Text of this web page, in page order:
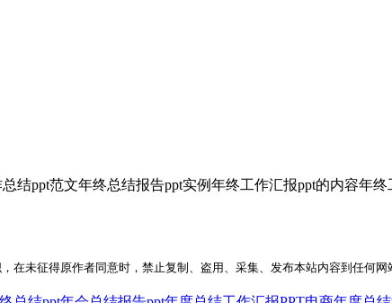
结ppt范文年终总结报告ppt实例年终工作汇报ppt的内容年
未征得原作者同意时，禁止复制、盗用、采集、发布本站内容到任何